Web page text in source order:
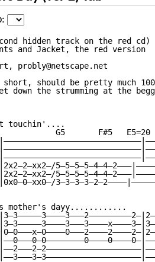
hidden track on the red cd)
and Jacket, the red version
probly@netscape.net
should be pretty much
down the strumming at the
touchin'....
G5       F#5   E5=20
mother's dayy............